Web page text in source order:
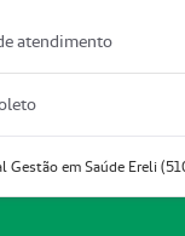
atendimento